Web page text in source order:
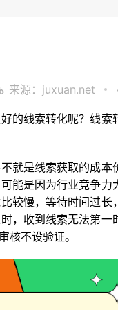
来源：juxuan.net
的线索转化呢？线
是线索获取的成
能是因为行业竞争
较慢，等待时间过
，收到线索无法第
核不设验证。